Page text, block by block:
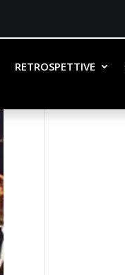
RETROSPETTIVE